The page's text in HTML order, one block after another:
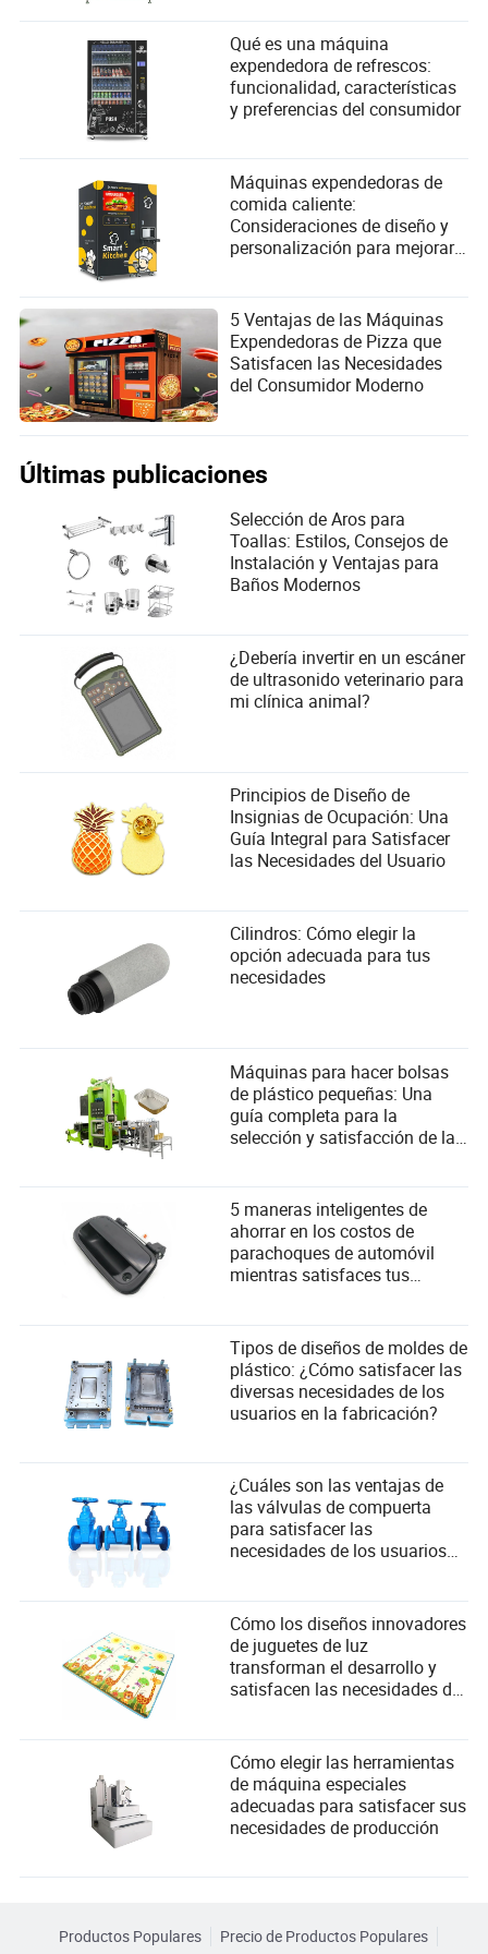
tecnológicos y las tendencias del mercado en la
electrónica de consumo.
Qué es una máquina
expendedora de refrescos:
funcionalidad, características
y preferencias del consumidor
Máquinas expendedoras de
comida caliente:
Consideraciones de diseño y
personalización para mejorar
5 Ventajas de las Máquinas
Expendedoras de Pizza que
Satisfacen las Necesidades
del Consumidor Moderno
Últimas publicaciones
Selección de Aros para
Toallas: Estilos, Consejos de
Instalación y Ventajas para
Baños Modernos
¿Debería invertir en un escáner
de ultrasonido veterinario para
mi clínica animal?
Principios de Diseño de
Insignias de Ocupación: Una
Guía Integral para Satisfacer
las Necesidades del Usuario
Cilindros: Cómo elegir la
opción adecuada para tus
necesidades
Máquinas para hacer bolsas
de plástico pequeñas: Una
guía completa para la
selección y satisfacción de las
5 maneras inteligentes de
ahorrar en los costos de
parachoques de automóvil
mientras satisfaces tus
Tipos de diseños de moldes de
plástico: ¿Cómo satisfacer las
diversas necesidades de los
usuarios en la fabricación?
¿Cuáles son las ventajas de
las válvulas de compuerta
para satisfacer las
necesidades de los usuarios
Cómo los diseños innovadores
de juguetes de luz
transforman el desarrollo y
satisfacen las necesidades de
Cómo elegir las herramientas
de máquina especiales
adecuadas para satisfacer sus
necesidades de producción
Productos Populares Precio de Productos Populares